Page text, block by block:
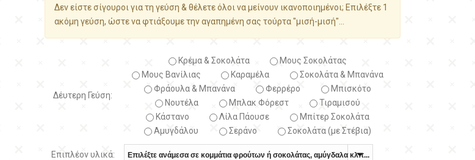
Δεν είστε σίγουροι για τη γεύση & θέλετε όλοι να μείνουν ικανοποιημένοι; Επιλέξτε 1
ακόμη γεύση, ώστε να φτιάξουμε την αγαπημένη σας τούρτα "μισή-μισή"...
Δέυτερη Γεύση:
Κρέμα & Σοκολάτα
Μους Σοκολάτας
Μους Βανίλιας
Καραμέλα
Σοκολάτα & Μπανάνα
Φράουλα & Μπανάνα
Φερρέρο
Μπισκότο
Νουτέλα
Μπλακ Φόρεστ
Τιραμισού
Κάστανο
Λίλα Πάουσε
Μπίτερ Σοκολάτα
Αμυγδάλου
Σεράνο Σοκολάτα (με Στέβια)
Επιπλέον υλικά: